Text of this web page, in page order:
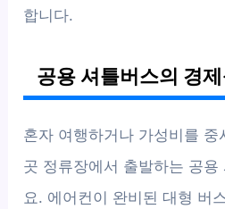
합니다.
공용 셔틀버스의 경
혼자 여행하거나 가성비를
곳 정류장에서 출발하는 공용
요. 에어컨이 완비된 대형 버